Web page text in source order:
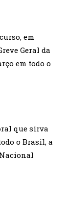
em
Geral da
em todo o
que sirva
o Brasil, a